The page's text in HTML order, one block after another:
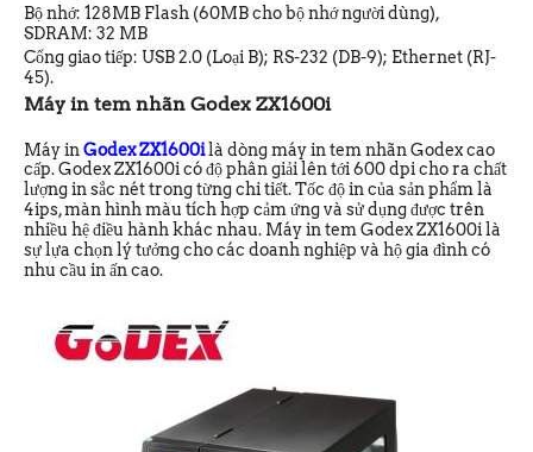
Bộ nhớ: 128MB Flash (60MB cho bộ nhớ người dùng),
SDRAM: 32 MB
Cổng giao tiếp: USB 2.0 (Loại B); RS-232 (DB-9); Ethernet (RJ-
45).
Máy in tem nhãn Godex ZX1600i
Máy inGodex ZX1600ilà dòng máy in tem nhãn Godex cao
cấp. Godex ZX1600i có độ phân giải lên tới 600 dpi cho ra chất
lượng in sắc nét trong từng chi tiết. Tốc độ in của sản phẩm là
4ips, màn hình màu tích hợp cảm ứng và sử dụng được trên
nhiều hệ điều hành khác nhau. Máy in tem Godex ZX1600i là
sự lựa chọn lý tưởng cho các doanh nghiệp và hộ gia đình có
nhu cầu in ấn cao.